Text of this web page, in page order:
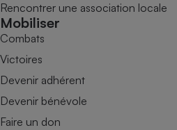
Rencontrer une association locale
Mobiliser
Combats
Victoires
Devenir adhérent
Devenir bénévole
Faire un don